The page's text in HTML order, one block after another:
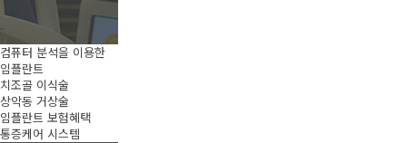
컴퓨터 분석을 이용한
임플란트
치조골 이식술
상악동 거상술
임플란트 보험혜택
통증케어 시스템